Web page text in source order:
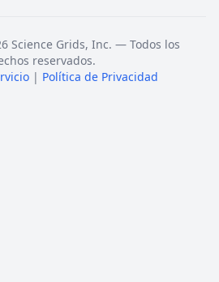
Science Grids, Inc. — Todos los
reservados.
| Política de Privacidad